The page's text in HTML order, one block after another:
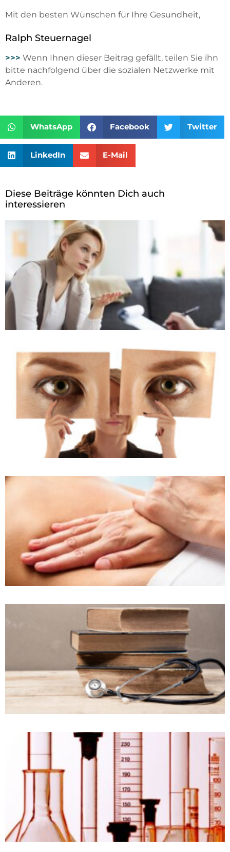
Mit den besten Wünschen für Ihre Gesundheit,
Ralph Steuernagel
>>> Wenn Ihnen dieser Beitrag gefällt, teilen Sie ihn
bitte nachfolgend über die sozialen Netzwerke mit
Anderen.
WhatsApp Facebook Twitter
LinkedIn E-Mail
Diese Beiträge könnten Dich auch
interessieren